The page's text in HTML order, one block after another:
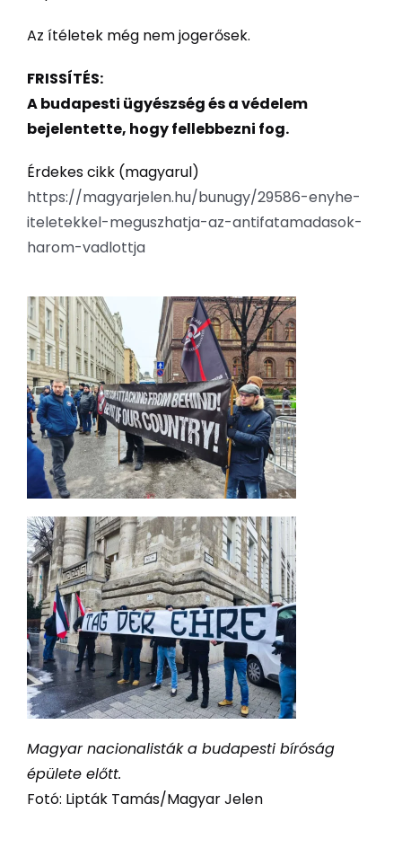
Az ítéletek még nem jogerősek.
FRISSÍTÉS:
A budapesti ügyészség és a védelem
bejelentette, hogy fellebbezni fog.
Érdekes cikk (magyarul)
https://magyarjelen.hu/bunugy/29586-enyhe-
iteletekkel-meguszhatja-az-antifatamadasok-
harom-vadlottja
Magyar nacionalisták a budapesti bíróság
épülete előtt.
Fotó: Lipták Tamás/Magyar Jelen